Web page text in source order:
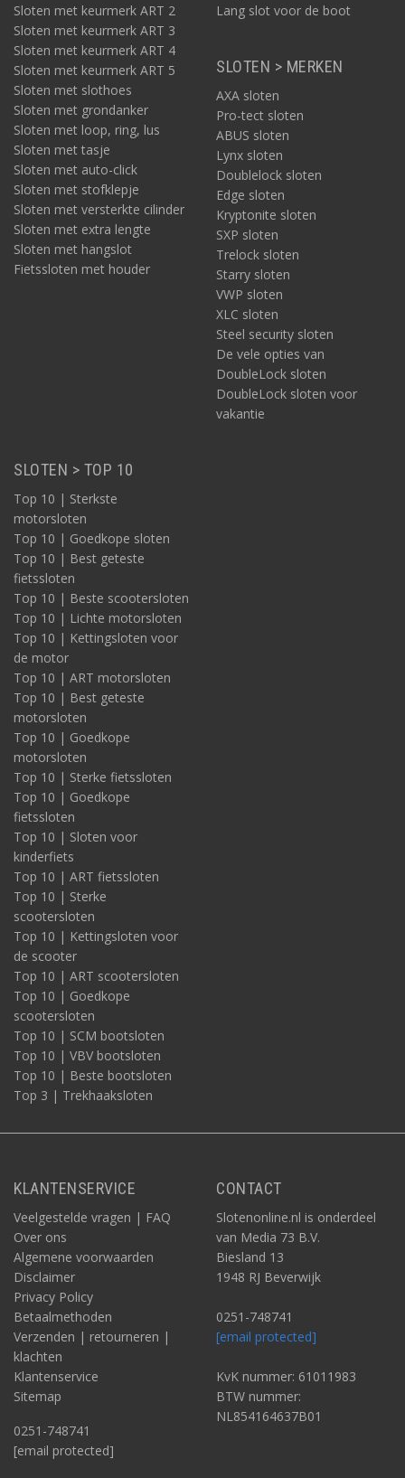
Sloten met keurmerk ART 2
Sloten met keurmerk ART 3
Sloten met keurmerk ART 4
Sloten met keurmerk ART 5
Sloten met slothoes
Sloten met grondanker
Sloten met loop, ring, lus
Sloten met tasje
Sloten met auto-click
Sloten met stofklepje
Sloten met versterkte cilinder
Sloten met extra lengte
Sloten met hangslot
Fietssloten met houder
Lang slot voor de boot
SLOTEN > MERKEN
AXA sloten
Pro-tect sloten
ABUS sloten
Lynx sloten
Doublelock sloten
Edge sloten
Kryptonite sloten
SXP sloten
Trelock sloten
Starry sloten
VWP sloten
XLC sloten
Steel security sloten
De vele opties van
DoubleLock sloten
DoubleLock sloten voor
vakantie
SLOTEN > TOP 10
Top 10 | Sterkste
motorsloten
Top 10 | Goedkope sloten
Top 10 | Best geteste
fietssloten
Top 10 | Beste scootersloten
Top 10 | Lichte motorsloten
Top 10 | Kettingsloten voor
de motor
Top 10 | ART motorsloten
Top 10 | Best geteste
motorsloten
Top 10 | Goedkope
motorsloten
Top 10 | Sterke fietssloten
Top 10 | Goedkope
fietssloten
Top 10 | Sloten voor
kinderfiets
Top 10 | ART fietssloten
Top 10 | Sterke
scootersloten
Top 10 | Kettingsloten voor
de scooter
Top 10 | ART scootersloten
Top 10 | Goedkope
scootersloten
Top 10 | SCM bootsloten
Top 10 | VBV bootsloten
Top 10 | Beste bootsloten
Top 3 | Trekhaaksloten
KLANTENSERVICE
Veelgestelde vragen | FAQ
Over ons
Algemene voorwaarden
Disclaimer
Privacy Policy
Betaalmethoden
Verzenden | retourneren |
klachten
Klantenservice
Sitemap
0251-748741
[email protected]
CONTACT
Slotenonline.nl is onderdeel
van Media 73 B.V.
Biesland 13
1948 RJ Beverwijk
0251-748741
[email protected]
KvK nummer: 61011983
BTW nummer:
NL854164637B01